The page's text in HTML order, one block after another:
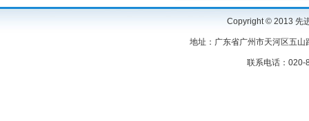
Copyright © 2013 先
地址：广东省广州市天河区五
联系电话：020-